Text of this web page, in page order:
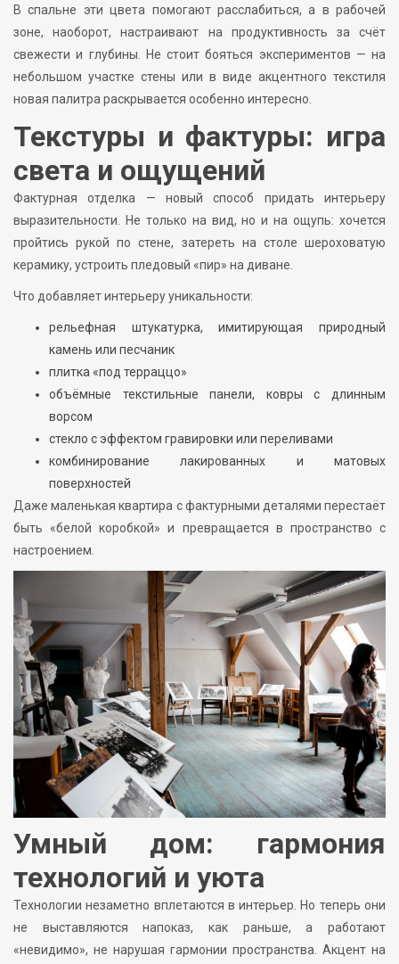
В спальне эти цвета помогают расслабиться, а в рабочей
зоне, наоборот, настраивают на продуктивность за счёт
свежести и глубины. Не стоит бояться экспериментов — на
небольшом участке стены или в виде акцентного текстиля
новая палитра раскрывается особенно интересно.
Текстуры и фактуры: игра
света и ощущений
Фактурная отделка — новый способ придать интерьеру
выразительности. Не только на вид, но и на ощупь: хочется
пройтись рукой по стене, затереть на столе шероховатую
керамику, устроить пледовый «пир» на диване.
Что добавляет интерьеру уникальности:
рельефная штукатурка, имитирующая природный
камень или песчаник
плитка «под терраццо»
объёмные текстильные панели, ковры с длинным
ворсом
стекло с эффектом гравировки или переливами
комбинирование лакированных и матовых
поверхностей
Даже маленькая квартира с фактурными деталями перестаёт
быть «белой коробкой» и превращается в пространство с
настроением.
Умный дом: гармония
технологий и уюта
Технологии незаметно вплетаются в интерьер. Но теперь они
не выставляются напоказ, как раньше, а работают
«невидимо», не нарушая гармонии пространства. Акцент на